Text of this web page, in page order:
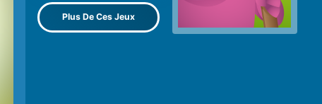
Plus De Ces Jeux